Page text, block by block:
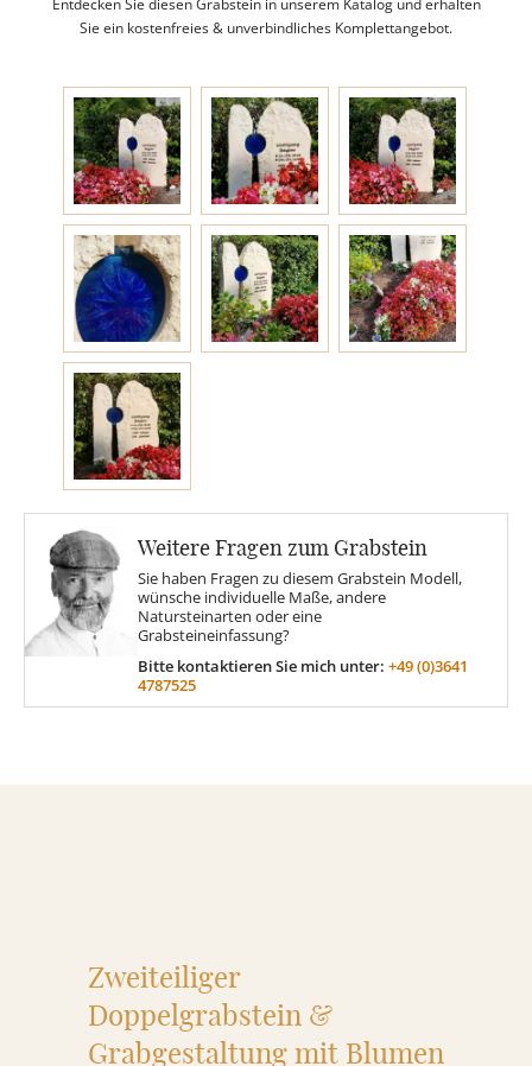
Stelen
MOTIVE
Glas
Findling
MATERIAL
ÜBER UNS
VIDEOS
Entdecken Sie diesen Grabstein in unserem Katalog und erhalten
Sie ein kostenfreies & unverbindliches Komplettangebot.
Weitere Fragen zum Grabstein
Sie haben Fragen zu diesem Grabstein Modell,
wünsche individuelle Maße, andere
Natursteinarten oder eine
Grabsteineinfassung?
Bitte kontaktieren Sie mich unter: +49 (0)3641
4787525
Zweiteiliger
Doppelgrabstein &
Grabgestaltung mit Blumen